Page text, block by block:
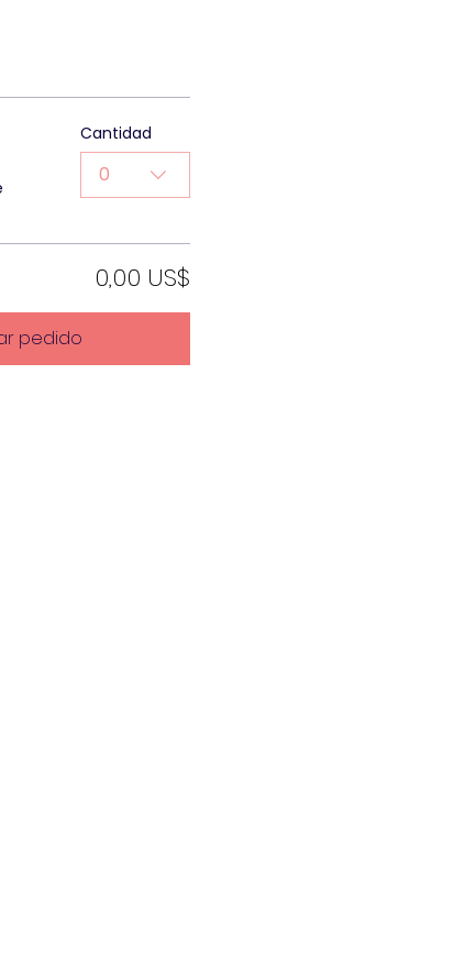
Cantidad
0
0,00 US$
pedido